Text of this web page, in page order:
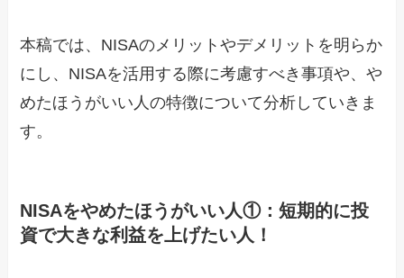
本稿では、NISAのメリットやデメリットを明らか
にし、NISAを活用する際に考慮すべき事項や、や
めたほうがいい人の特徴について分析していきま
す。
NISAをやめたほうがいい人①：短期的に投
資で大きな利益を上げたい人！